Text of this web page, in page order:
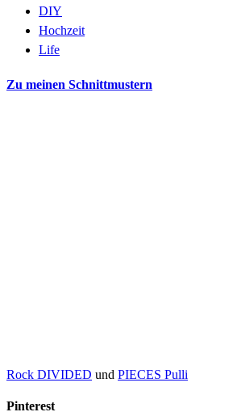
DIY
Hochzeit
Life
Zu meinen Schnittmustern
Rock DIVIDED und PIECES Pulli
Pinterest